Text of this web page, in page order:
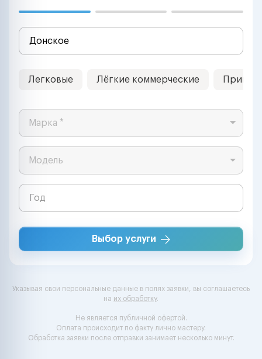
Легковые Лёгкие коммерческие
Марка *
Модель
Выбор услуги
Указывая свои персональные данные в полях заявки, вы соглашаетесь
на их обработку.
Не является публичной офертой.
Оплата происходит по факту лично мастеру.
Обработка заявки после отправки занимает несколько минут.